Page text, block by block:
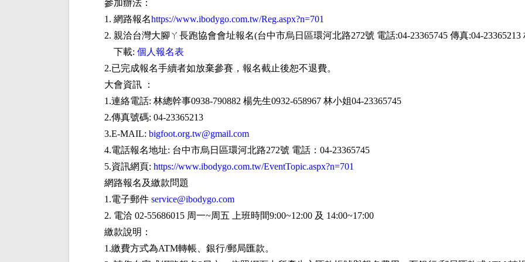
參加辦法：
1. 網路報名https://www.ibodygo.com.tw/Reg.aspx?n=701
2. 親洽台灣大腳ㄚ長跑協會會址報名(台中市烏日區環河北路272號 電話:04-23365745 傳真:04-23365213
下載: 個人報名表
2.已完成報名手續者如放棄參賽，報名截止後恕不退費。
大會資訊 ：
1.連絡電話: 林總幹事0938-790882 楊先生0932-658967 林小姐04-23365745
2.傳真號碼: 04-23365213
3.E-MAIL: bigfoot.org.tw@gmail.com
4.電話報名地址: 台中市烏日區環河北路272號 電話：04-23365745
5.資訊網頁: https://www.ibodygo.com.tw/EventTopic.aspx?n=701
網路報名及繳款問題
1.電子郵件 service@ibodygo.com
2. 電洽 02-55686015 周一~周五 上班時間9:00~12:00 及 14:00~17:00
繳款說明：
1.繳費方式為ATM轉帳、銀行/郵局匯款。